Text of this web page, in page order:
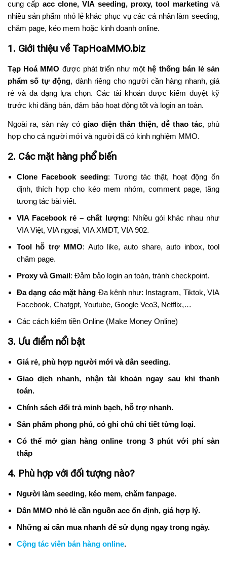
cung cấp acc clone, VIA seeding, proxy, tool marketingvà
nhiều sản phẩm nhỏ lẻ khác phục vụ các cá nhân làm seeding,
chăm page, kéo mem hoặc kinh doanh online.
1. Giới thiệu về TapHoaMMO.biz
Tạp Hoá MMO được phát triển như một hệ thống bán lẻ sản
phẩm số tự động, dành riêng cho người cần hàng nhanh, giá
rẻ và đa dạng lựa chọn. Các tài khoản được kiểm duyệt kỹ
trước khi đăng bán, đảm bảo hoạt động tốt và login an toàn.
Ngoài ra, sàn này có giao diện thân thiện, dễ thao tác, phù
hợp cho cả người mới và người đã có kinh nghiệm MMO.
2. Các mặt hàng phổ biến
Clone Facebook seeding: Tương tác thật, hoạt động ổn
định, thích hợp cho kéo mem nhóm, comment page, tăng
tương tác bài viết.
VIA Facebook rẻ – chất lượng: Nhiều gói khác nhau như
VIA Việt, VIA ngoại, VIA XMDT, VIA 902.
Tool hỗ trợ MMO: Auto like, auto share, auto inbox, tool
chăm page.
Proxy và Gmail: Đảm bảo login an toàn, tránh checkpoint.
Đa dạng các mặt hàng Đa kênh như: Instagram, Tiktok, VIA
Facebook, Chatgpt, Youtube, Google Veo3, Netflix,…
Các cách kiếm tiền Online (Make Money Online)
3. Ưu điểm nổi bật
Giá rẻ, phù hợp người mới và dân seeding.
Giao dịch nhanh, nhận tài khoản ngay sau khi thanh
toán.
Chính sách đổi trả minh bạch, hỗ trợ nhanh.
Sản phẩm phong phú, có ghi chú chi tiết từng loại.
Có thể mở gian hàng online trong 3 phút với phí sàn
thấp
4. Phù hợp với đối tượng nào?
Người làm seeding, kéo mem, chăm fanpage.
Dân MMO nhỏ lẻ cần nguồn acc ổn định, giá hợp lý.
Những ai cần mua nhanh để sử dụng ngay trong ngày.
Cộng tác viên bán hàng online.